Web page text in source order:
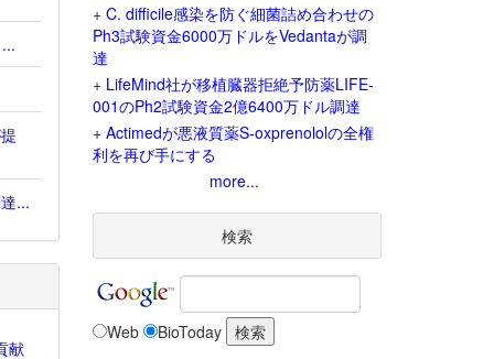
...
献
+ C. difficile感染を防ぐ細菌詰め合わせの
Ph3試験資金6000万ドルをVedantaが調
達
+ LifeMind社が移植臓器拒絶予防薬LIFE-
001のPh2試験資金2億6400万ドル調達
+ Actimedが悪液質薬S-oxprenololの全権
利を再び手にする
more...
検索
Web BioToday